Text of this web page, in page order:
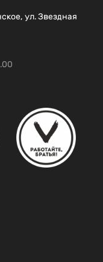
ул. Звездная